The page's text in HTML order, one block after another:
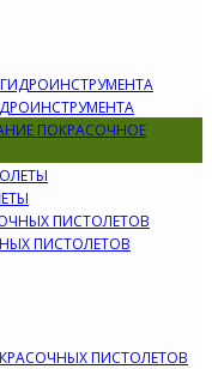
ПОКРАСОЧНОЕ
ПИСТОЛЕТОВ